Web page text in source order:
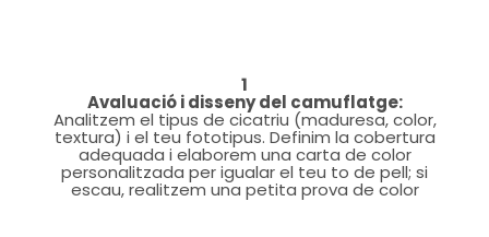
1
Avaluació i disseny del camuflatge:
Analitzem el tipus de cicatriu (maduresa, color,
textura) i el teu fototipus. Definim la cobertura
adequada i elaborem una carta de color
personalitzada per igualar el teu to de pell; si
escau, realitzem una petita prova de color